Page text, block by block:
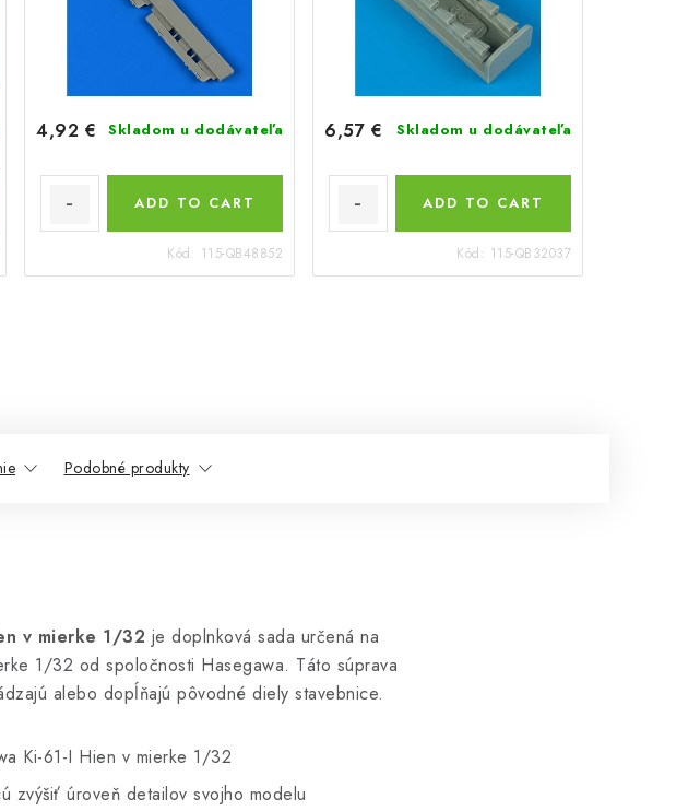
4,92 € Skladom u dodávateľa
ADD TO CART
Kód: 115-QB48852
6,57 € Skladom u dodávateľa
ADD TO CART
Kód: 115-QB32037
Podobné produkty
v mierke 1/32 je doplnková sada určená na
1/32 od spoločnosti Hasegawa. Táto súprava
alebo dopĺňajú pôvodné diely stavebnice.
Ki-61-I Hien v mierke 1/32
zvýšiť úroveň detailov svojho modelu